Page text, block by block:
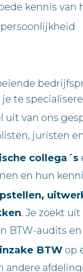
kennis van
te
uit van ons
juristen
collega´s
en hun
. Je zoekt
BTW-audits
BTW op